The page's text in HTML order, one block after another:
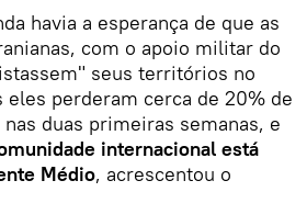
havia a esperança de que as
com o apoio militar do
seus territórios no
eles perderam cerca de 20% de
duas primeiras semanas, e
internacional está
Médio, acrescentou o